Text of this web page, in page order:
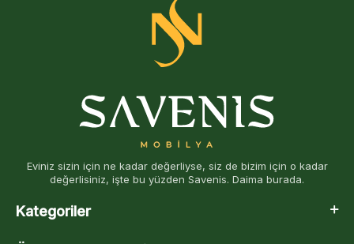
Eviniz sizin için ne kadar değerliyse, siz de bizim için o kadar
değerlisiniz, işte bu yüzden Savenis. Daima burada.
Kategoriler